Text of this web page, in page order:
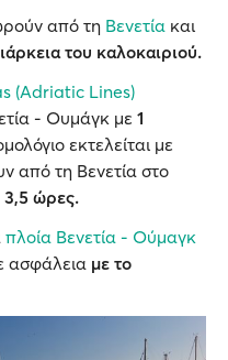
από τη Βενετία και
του καλοκαιριού.
(Adriatic Lines)
- Ουμάγκ με 1
εκτελείται με
από τη Βενετία στο
3,5 ώρες.
πλοία Βενετία - Ούμαγκ
ασφάλεια με το